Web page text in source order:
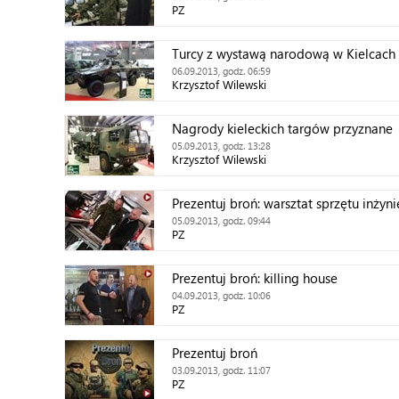
PZ
Turcy z wystawą narodową w Kielcach
06.09.2013, godz. 06:59
Krzysztof Wilewski
Nagrody kieleckich targów przyznane
05.09.2013, godz. 13:28
Krzysztof Wilewski
Prezentuj broń: warsztat sprzętu
05.09.2013, godz. 09:44
PZ
Prezentuj broń: killing house
04.09.2013, godz. 10:06
PZ
Prezentuj broń
03.09.2013, godz. 11:07
PZ